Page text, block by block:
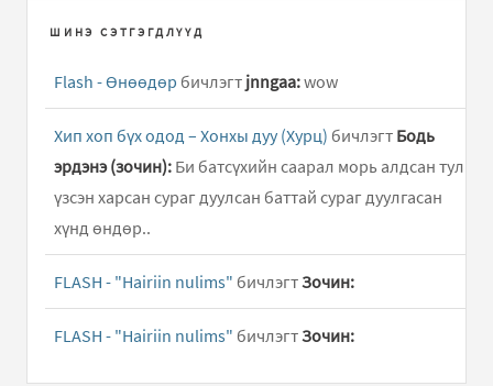
ШИНЭ СЭТГЭГДЛҮҮД
Flash - Өнөөдөр бичлэгт jnngaa:wow
Хип хоп бүх одод – Хонхы дуу (Хурц) бичлэгт Бодь
эрдэнэ (зочин): Би батсүхийн саарал морь алдсан тул
үзсэн харсан сураг дуулсан баттай сураг дуулгасан
хүнд өндөр..
FLASH - "Hairiin nulims" бичлэгтЗочин:
FLASH - "Hairiin nulims" бичлэгтЗочин: